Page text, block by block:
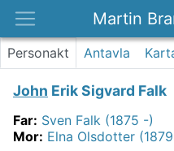
Martin
Platser
Kontakt
Personakt Antavla
John Erik Sigvard Falk
Far: Sven Falk (1875 -)
Mor: Elna Olsdotter